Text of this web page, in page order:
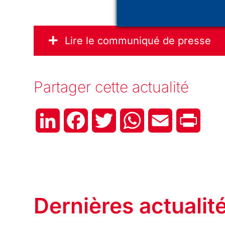
Lire le communiqué de presse
Partager cette actualité
LinkedIn FacebookTwitter WhatsAppEmail
Dernières